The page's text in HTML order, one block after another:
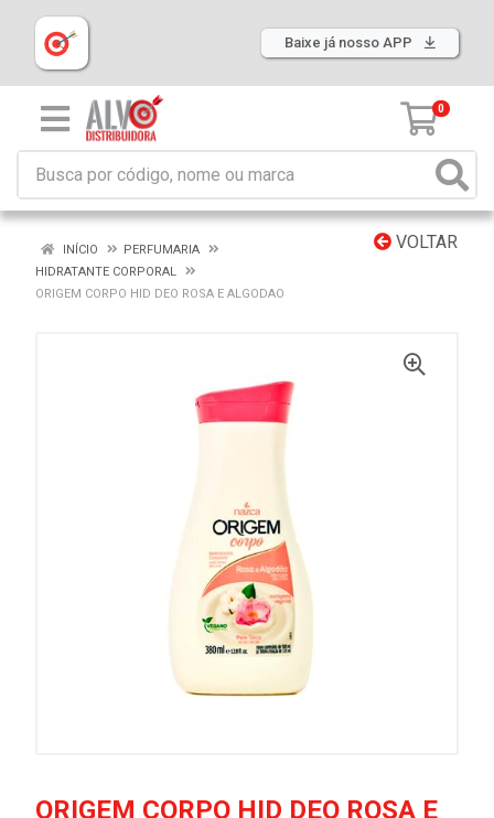
Baixe já nosso APP
0
VOLTAR
INÍCIO
PERFUMARIA
HIDRATANTE CORPORAL
ORIGEM CORPO HID DEO ROSA E ALGODAO
ORIGEM CORPO HID DEO ROSA E